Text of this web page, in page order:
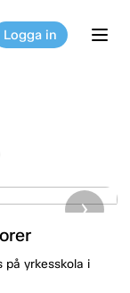
Logga in
på yrkesskola i